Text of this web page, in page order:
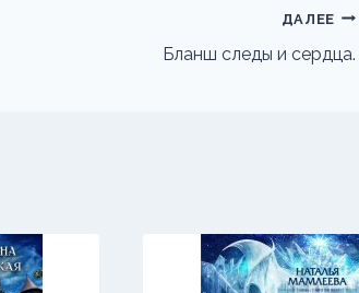
ДАЛЕЕ
Бланш следы и сердца.